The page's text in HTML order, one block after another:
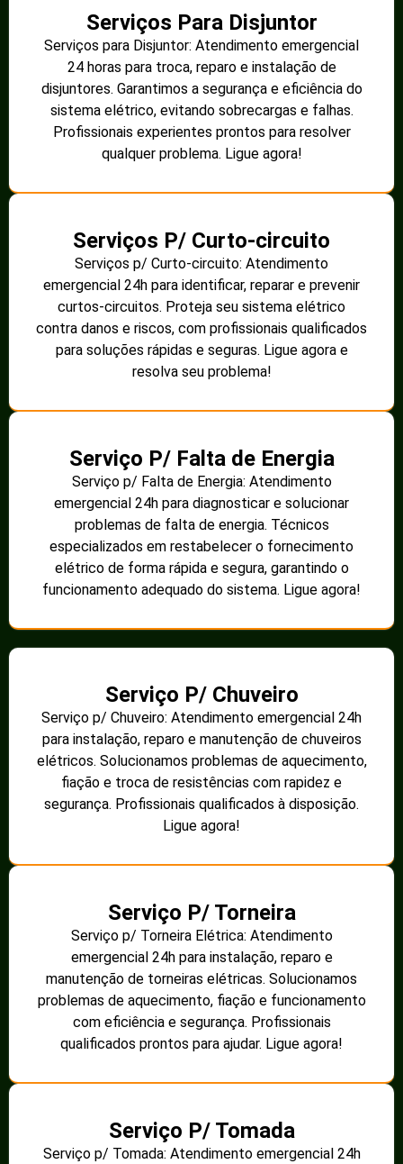
Serviços Para Disjuntor
Serviços para Disjuntor: Atendimento emergencial
24 horas para troca, reparo e instalação de
disjuntores. Garantimos a segurança e eficiência do
sistema elétrico, evitando sobrecargas e falhas.
Profissionais experientes prontos para resolver
qualquer problema. Ligue agora!
Serviços P/ Curto-circuito
Serviços p/ Curto-circuito: Atendimento
emergencial 24h para identificar, reparar e prevenir
curtos-circuitos. Proteja seu sistema elétrico
contra danos e riscos, com profissionais qualificados
para soluções rápidas e seguras. Ligue agora e
resolva seu problema!
Serviço P/ Falta de Energia
Serviço p/ Falta de Energia: Atendimento
emergencial 24h para diagnosticar e solucionar
problemas de falta de energia. Técnicos
especializados em restabelecer o fornecimento
elétrico de forma rápida e segura, garantindo o
funcionamento adequado do sistema. Ligue agora!
Serviço P/ Chuveiro
Serviço p/ Chuveiro: Atendimento emergencial 24h
para instalação, reparo e manutenção de chuveiros
elétricos. Solucionamos problemas de aquecimento,
fiação e troca de resistências com rapidez e
segurança. Profissionais qualificados à disposição.
Ligue agora!
Serviço P/ Torneira
Serviço p/ Torneira Elétrica: Atendimento
emergencial 24h para instalação, reparo e
manutenção de torneiras elétricas. Solucionamos
problemas de aquecimento, fiação e funcionamento
com eficiência e segurança. Profissionais
qualificados prontos para ajudar. Ligue agora!
Serviço P/ Tomada
Serviço p/ Tomada: Atendimento emergencial 24h